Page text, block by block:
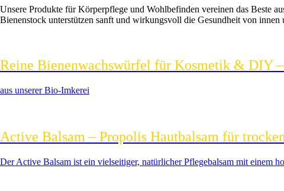
Unsere Produkte für Körperpflege und Wohlbefinden vereinen das Beste
Bienenstock unterstützen sanft und wirkungsvoll die Gesundheit von
Reine Bienenwachswürfel für Kosmetik & DIY
aus unserer Bio-Imkerei
Active Balsam – Propolis Hautbalsam für
Der Active Balsam ist ein vielseitiger, natürlicher Pflegebalsam mit einem